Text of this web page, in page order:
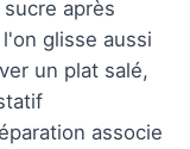
après
glisse aussi
un plat salé,
associe